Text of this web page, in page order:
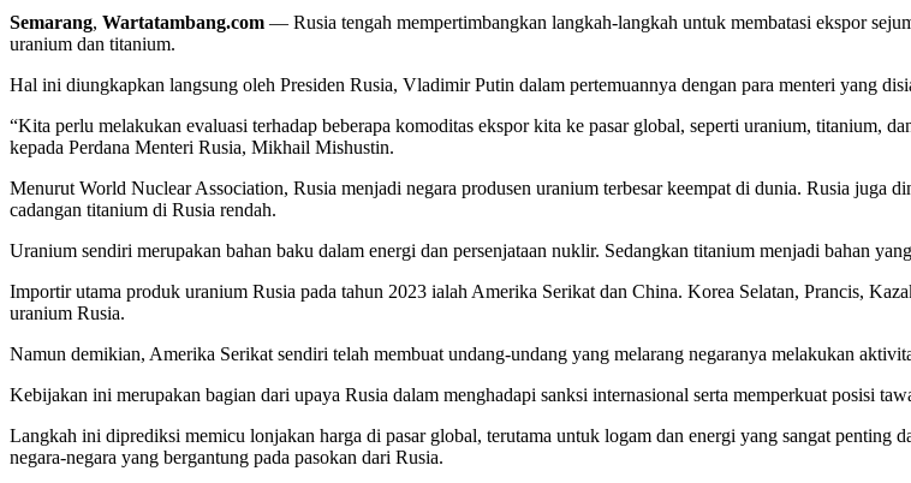
Semarang, Wartatambang.com — Rusia tengah mempertimbangkan langkah-langkah untuk membatasi ekspor
uranium dan titanium.
Hal ini diungkapkan langsung oleh Presiden Rusia, Vladimir Putin dalam pertemuannya dengan para menteri yang
“Kita perlu melakukan evaluasi terhadap beberapa komoditas ekspor kita ke pasar global, seperti uranium, titanium,
kepada Perdana Menteri Rusia, Mikhail Mishustin.
Menurut World Nuclear Association, Rusia menjadi negara produsen uranium terbesar keempat di dunia. Rusia juga
cadangan titanium di Rusia rendah.
Uranium sendiri merupakan bahan baku dalam energi dan persenjataan nuklir. Sedangkan titanium menjadi bahan
Importir utama produk uranium Rusia pada tahun 2023 ialah Amerika Serikat dan China. Korea Selatan, Prancis,
uranium Rusia.
Namun demikian, Amerika Serikat sendiri telah membuat undang-undang yang melarang negaranya melakukan
Kebijakan ini merupakan bagian dari upaya Rusia dalam menghadapi sanksi internasional serta memperkuat posisi
Langkah ini diprediksi memicu lonjakan harga di pasar global, terutama untuk logam dan energi yang sangat penting
negara-negara yang bergantung pada pasokan dari Rusia.